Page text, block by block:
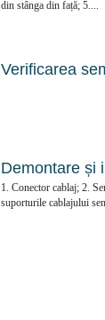
din stânga din față; 5....
Verificarea
Demontare și
1. Conector cablaj; 2.
suporturile cablajului